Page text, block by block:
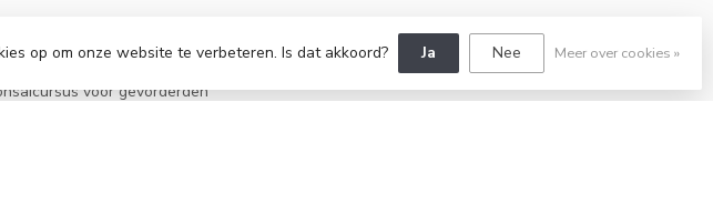
voor gevorderden
op om onze website te verbeteren. Is dat akkoord? Ja Nee Meer over cookies »